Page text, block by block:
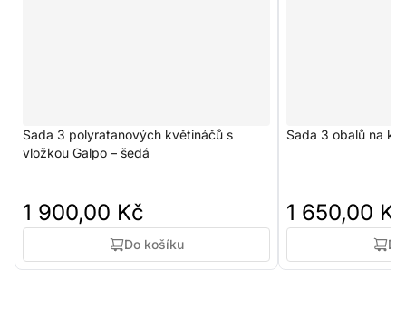
Sada 3 polyratanových květináčů s
vložkou Galpo – šedá
1 900,00 Kč
Do košíku
Sada 3 obalů na
1 650,00